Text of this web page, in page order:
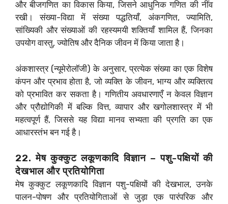
और बीजगणित का विकास किया, जिसने आधुनिक गणित की नींव
रखी। संख्या-विद्या में संख्या पद्धतियाँ, अंकगणित, ज्यामिति,
सांख्यिकी और संख्याओं की रहस्यमयी शक्तियाँ शामिल हैं, जिनका
उपयोग वास्तु, ज्योतिष और दैनिक जीवन में किया जाता है।
अंकशास्त्र (न्यूमेरोलॉजी) के अनुसार, प्रत्येक संख्या का एक विशेष
कंपन और प्रभाव होता है, जो व्यक्ति के जीवन, भाग्य और व्यक्तित्व
को प्रभावित कर सकता है। गणितीय अवधारणाएँ न केवल विज्ञान
और प्रौद्योगिकी में बल्कि वित्त, व्यापार और खगोलशास्त्र में भी
महत्वपूर्ण हैं, जिससे यह विद्या मानव सभ्यता की प्रगति का एक
आधारस्तंभ बन गई है।
22. मेष कुक्कुट लकूणकादि विज्ञान – पशु-पक्षियों की
देखभाल और प्रतियोगिता
मेष कुक्कुट लकूणकादि विज्ञान पशु-पक्षियों की देखभाल, उनके
पालन-पोषण और प्रतियोगिताओं से जुड़ा एक पारंपरिक और